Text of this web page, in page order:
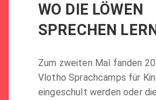
WO DIE LÖWEN
SPRECHEN
Zum zweiten Mal fanden
Vlotho Sprachcamps für
eingeschult werden oder